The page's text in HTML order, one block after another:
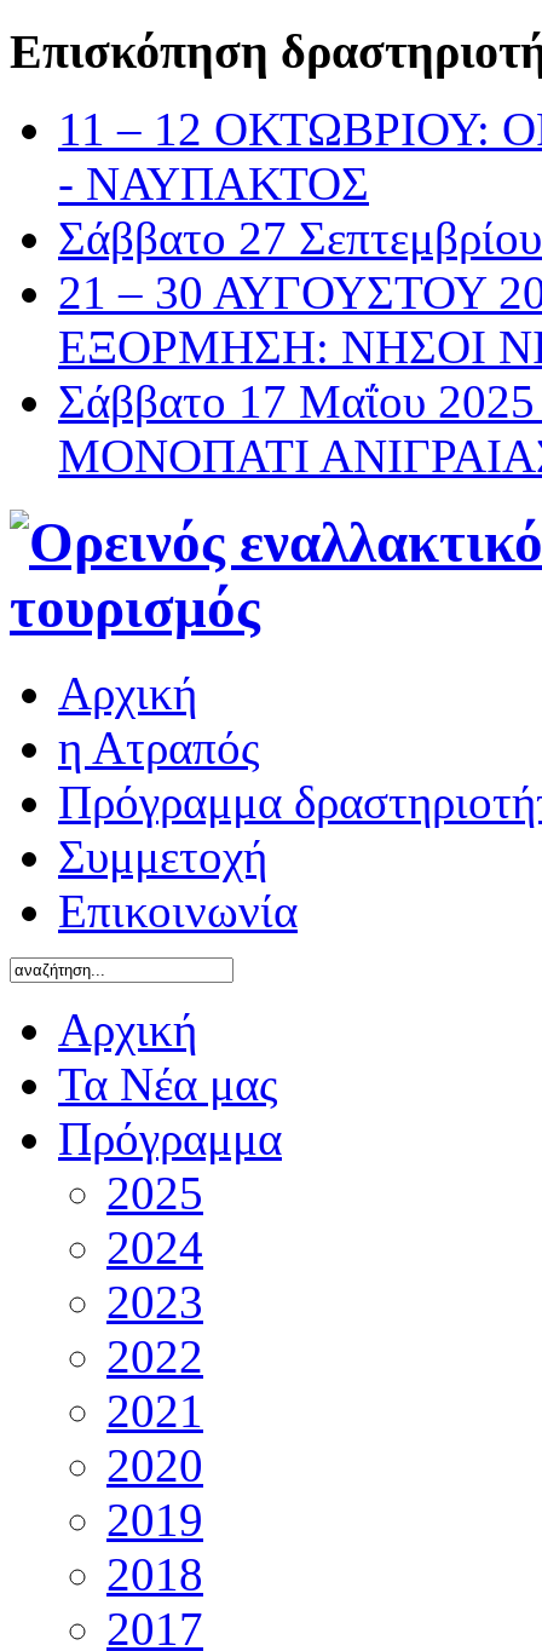
Επισκόπηση
11 – 12 ΟΚΤΩΒΡΙΟΥ:
- ΝΑΥΠΑΚΤΟΣ
Σάββατο 27
21 – 30 ΑΥΓΟΥΣΤΟΥ
ΕΞΟΡΜΗΣΗ: ΝΗΣΟΙ
Σάββατο 17 Μαΐου
ΜΟΝΟΠΑΤΙ
Αρχική
η Ατραπός
Πρόγραμμα
Συμμετοχή
Επικοινωνία
Αρχική
Τα Νέα μας
Πρόγραμμα
2025
2024
2023
2022
2021
2020
2019
2018
2017